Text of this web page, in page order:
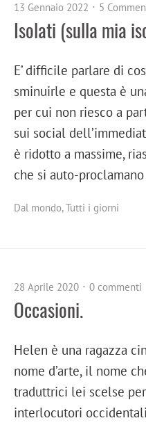
13 Gennaio 2022 5
Isolati (sulla mia
E’ difficile parlare di
sminuirle e questa è
per cui non riesco a
sui social
è ridotto a massime,
che si auto-
Dal mondo,Tutti i giorni
28 Aprile 2020 0 commenti
Occasioni.
Helen è una ragazza
nome d’arte, il nome
traduttrici lei scelse
interlocutori